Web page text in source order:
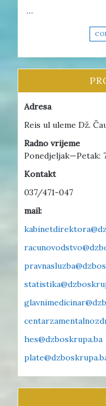
…
Adresa
Reis ul uleme Dž.
Radno vrijeme
Ponedjeljak—Petak:
Kontakt
037/471-047
mail:
hes@dzboskrupa.ba